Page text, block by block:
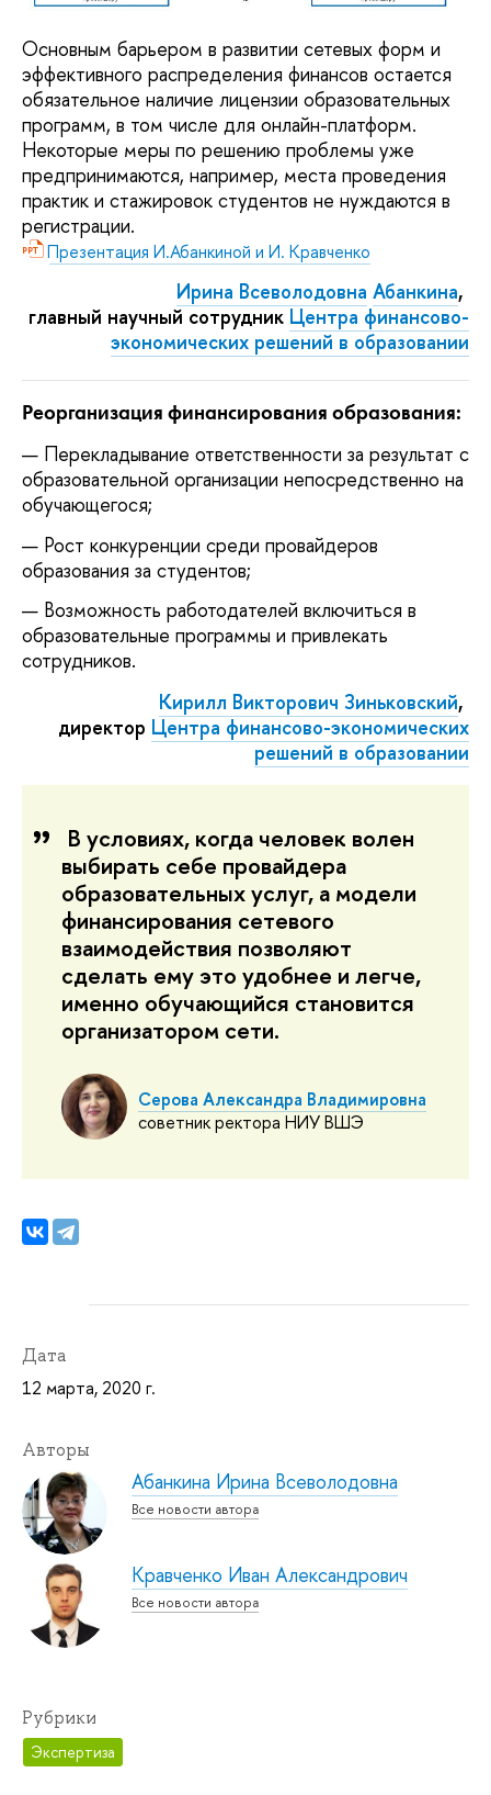
Основным барьером в развитии сетевых форм и
эффективного распределения финансов остается
обязательное наличие лицензии образовательных
программ, в том числе для онлайн-платформ.
Некоторые меры по решению проблемы уже
предпринимаются, например, места проведения
практик и стажировок студентов не нуждаются в
регистрации.
Презентация И.Абанкиной и И. Кравченко
Ирина Всеволодовна Абанкина,
главный научный сотрудник Центра финансово-
экономических решений в образовании
Реорганизация финансирования образования:
Перекладывание ответственности за результат с
образовательной организации непосредственно на
обучающегося;
Рост конкуренции среди провайдеров
образования за студентов;
Возможность работодателей включиться в
образовательные программы и привлекать
сотрудников.
Кирилл Викторович Зиньковский,
директор Центра финансово-экономических
решений в образовании
В условиях, когда человек волен
выбирать себе провайдера
образовательных услуг, а модели
финансирования сетевого
взаимодействия позволяют
сделать ему это удобнее и легче,
именно обучающийся становится
организатором сети.
Серова Александра Владимировна
советник ректора НИУ ВШЭ
Дата
12 марта, 2020 г.
Авторы
Абанкина Ирина Всеволодовна
Все новости автора
Кравченко Иван Александрович
Все новости автора
Рубрики
Экспертиза